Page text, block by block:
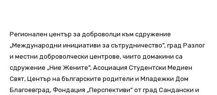
Регионален център за доброволци към сдружение
„Международни инициативи за сътрудничество”, град Разлог
и местни доброволчески центрове, чиито домакини са
сдружение „Ние Жените”, Асоциация Студентски Медиен
Свят, Център на българските родители и Младежки Дом
Благоевград, Фондация „Перспективи” от град Сандански и